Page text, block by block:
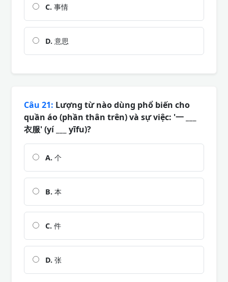
C. 事情
D. 意思
Câu 21: Lượng từ nào dùng phổ biến cho
quần áo (phần thân trên) và sự việc: '一 ___
衣服' (yí ___ yīfu)?
A. 个
B. 本
C. 件
D. 张